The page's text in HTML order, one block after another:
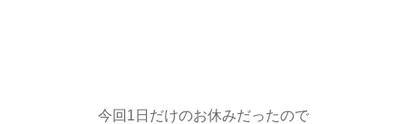
今回1日だけのお休みだったので